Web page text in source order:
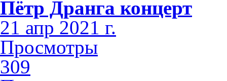
Пётр Дранга концерт
21 апр 2021 г.
Просмотры
309